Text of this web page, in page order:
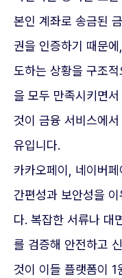
본인 계좌로 송금된
권을 인증하기 때문
도하는 상황을 구조
을 모두 만족시키면
것이 금융 서비스에
유입니다.
카카오페이, 네이버
간편성과 보안성을
다. 복잡한 서류나 대
를 검증해 안전하고
것이 이들 플랫폼이 1